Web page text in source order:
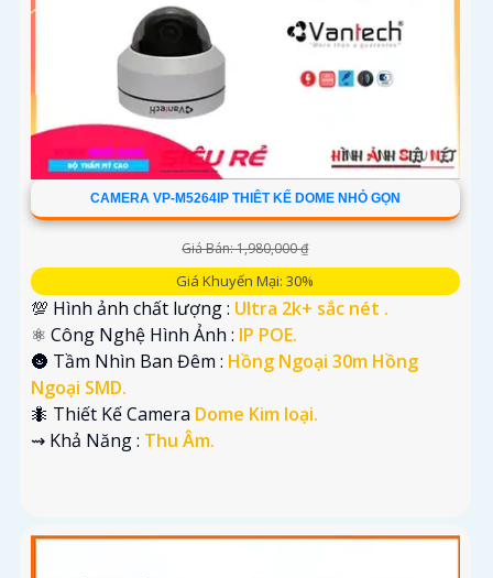
CAMERA VP-M5264IP THIÊT KẾ DOME NHỎ GỌN
Giá Bán: 1,980,000 ₫
Giá Khuyến Mại: 30%
💯 Hình ảnh chất lượng : Ultra 2k+ sắc nét .
⚛️ Công Nghệ Hình Ảnh : IP POE.
🌚 Tầm Nhìn Ban Đêm : Hồng Ngoại 30m Hồng
Ngoại SMD.
🐜 Thiết Kế Camera Dome Kim loại.
️⇝ Khả Năng : Thu Âm.